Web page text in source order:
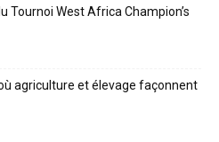
Tournoi West Africa Champion’s
agriculture et élevage façonnent